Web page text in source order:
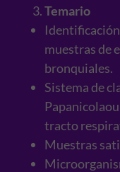
Temario
muestras de
bronquiales.
Sistema de
tracto
Muestras